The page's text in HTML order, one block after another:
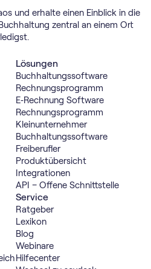
und erhalte einen Einblick in die
zentral an einem Ort
Lösungen
Buch­haltungs­software
Rechnungs­programm
E‑Rechnung Software
Rechnungs­programm
Kleinunternehmer
Buch­haltungs­software
Freiberufler
Produktübersicht
Integrationen
API – Offene Schnittstelle
Service
Ratgeber
Lexikon
Blog
Webinare
Hilfecenter